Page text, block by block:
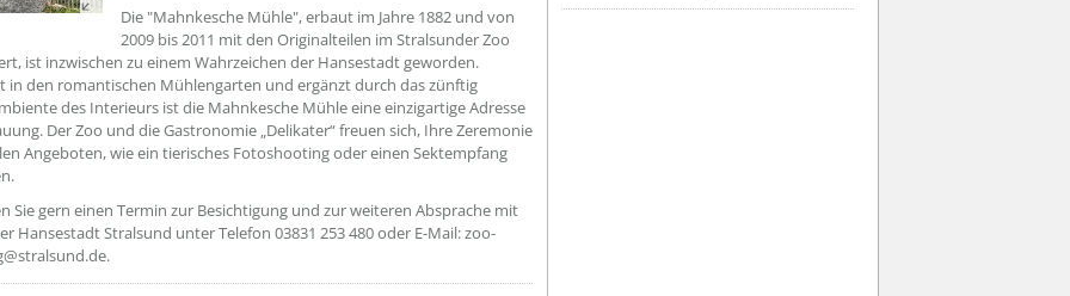
Die "Mahnkesche Mühle", erbaut im Jahre 1882 und von
2009 bis 2011 mit den Originalteilen im Stralsunder Zoo
ist inzwischen zu einem Wahrzeichen der Hansestadt geworden.
in den romantischen Mühlengarten und ergänzt durch das zünftig
des Interieurs ist die Mahnkesche Mühle eine einzigartige Adresse
Der Zoo und die Gastronomie „Delikater“ freuen sich, Ihre Zeremonie
Angeboten, wie ein tierisches Fotoshooting oder einen Sektempfang
Sie gern einen Termin zur Besichtigung und zur weiteren Absprache mit
Hansestadt Stralsund unter Telefon 03831 253 480 oder E-Mail: zoo-